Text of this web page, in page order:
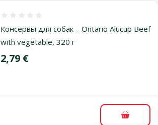
Консервы для собак – Ontario Alucup Beef
with vegetable, 320 г
Цена
2,79 €
В